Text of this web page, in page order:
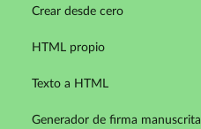
Crear desde cero
HTML propio
Texto a HTML
Generador de firma manuscrita